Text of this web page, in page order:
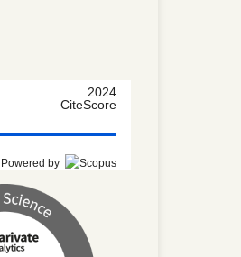
2024
CiteScore
Powered by